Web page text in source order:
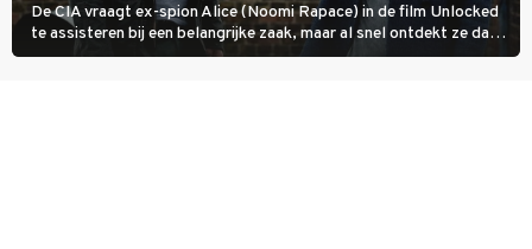
De CIA vraagt ex-spion Alice (Noomi Rapace) in de film Unlocked
te assisteren bij een belangrijke zaak, maar al snel ontdekt ze dat
degene die haar aanstelde kwade bedoelingen heeft.